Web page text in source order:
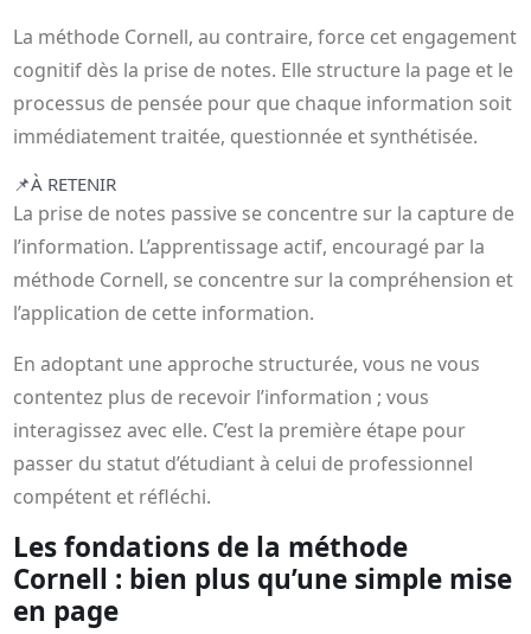
La méthode Cornell, au contraire, force cet engagement
cognitif dès la prise de notes. Elle structure la page et le
processus de pensée pour que chaque information soit
immédiatement traitée, questionnée et synthétisée.
📌À RETENIR
La prise de notes passive se concentre sur la capture de
l’information. L’apprentissage actif, encouragé par la
méthode Cornell, se concentre sur la compréhension et
l’application de cette information.
En adoptant une approche structurée, vous ne vous
contentez plus de recevoir l’information ; vous
interagissez avec elle. C’est la première étape pour
passer du statut d’étudiant à celui de professionnel
compétent et réfléchi.
Les fondations de la méthode
Cornell : bien plus qu’une simple mise
en page